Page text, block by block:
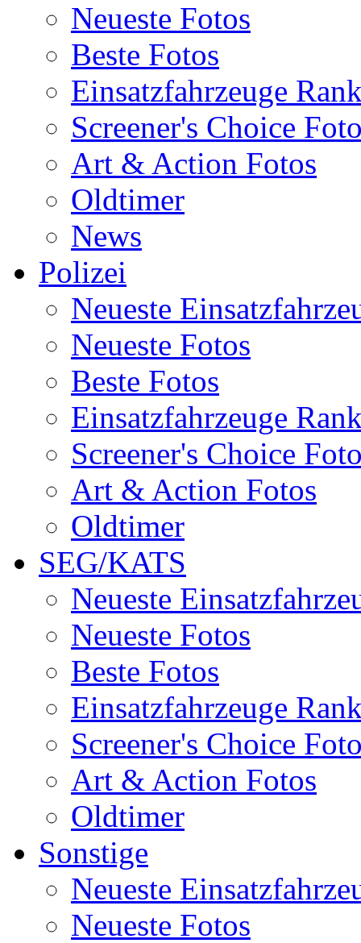
Neueste Fotos
Beste Fotos
Einsatzfahrzeuge
Screener's Choice
Art & Action Fotos
Oldtimer
News
Polizei
Neueste
Neueste Fotos
Beste Fotos
Einsatzfahrzeuge
Screener's Choice
Art & Action Fotos
Oldtimer
SEG/KATS
Neueste
Neueste Fotos
Beste Fotos
Einsatzfahrzeuge
Screener's Choice
Art & Action Fotos
Oldtimer
Sonstige
Neueste
Neueste Fotos